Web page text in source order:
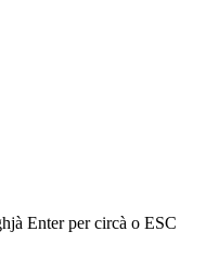
Enter per circà o ESC